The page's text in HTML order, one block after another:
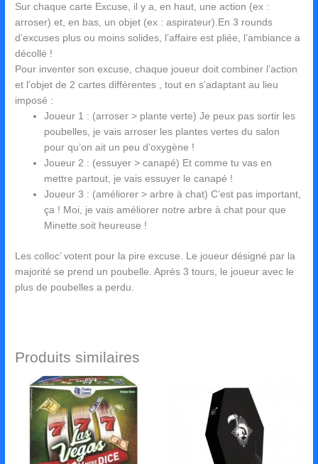
Sur chaque carte Excuse, il y a, en haut, une action (ex :
arroser) et, en bas, un objet (ex : aspirateur).En 3 rounds
d’excuses plus ou moins solides, l’affaire est pliée, l’ambiance a
décollé !
Pour inventer son excuse, chaque joueur doit combiner l’action
et l’objet de 2 cartes différentes , tout en s’adaptant au lieu
imposé :
Joueur 1 : (arroser > plante verte) Je peux pas sortir les
poubelles, je vais arroser les plantes vertes du salon
pour qu’on ait un peu d’oxygène !
Joueur 2 : (essuyer > canapé) Et comme tu vas en
mettre partout, je vais essuyer le canapé !
Joueur 3 : (améliorer > arbre à chat) C’est pas important,
ça ! Moi, je vais améliorer notre arbre à chat pour que
Minette soit heureuse !
Les colloc’ votent pour la pire excuse. Le joueur désigné par la
majorité se prend un poubelle. Après 3 tours, le joueur avec le
plus de poubelles a perdu.
Produits similaires